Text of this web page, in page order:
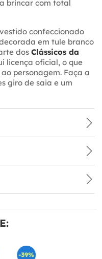
brincar com total
confeccionado
em tule branco
dos Clássicos da
licença oficial, o que
personagem. Faça a
giro de saia e um
-39%